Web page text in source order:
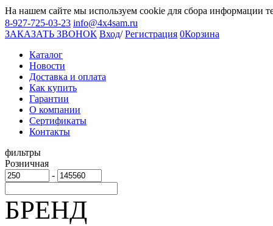
На нашем сайте мы используем cookie для сбора информации
8-927-725-03-23 info@4x4sam.ru
ЗАКАЗАТЬ ЗВОНОК Вход/Регистрация 0Корзина
Каталог
Новости
Доставка и оплата
Как купить
Гарантии
О компании
Сертификаты
Контакты
фильтры
Розничная
-
БРЕНД